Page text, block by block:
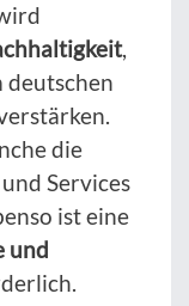
,
deutschen
die
Services
ist eine
und